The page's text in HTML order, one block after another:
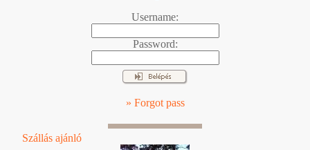
Username:
Password:
» Forgot pass
Szállás ajánló